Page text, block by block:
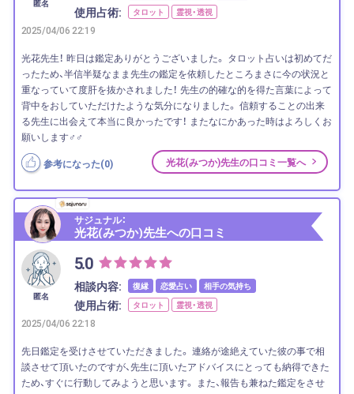
匿名
使用占術: タロット 霊視・透視
2025/04/06 22:19
光花先生！ 昨日は鑑定ありがとうございました。 タロット占いは初めてだ
ったため、半信半疑なまま先生の鑑定を依頼したところまさに今の状況と
重なっていて度肝を抜かされました！ 先生の的確な的を得た言葉によって
背中をおしていただけたような気分になりました。 信頼することの出来
る先生に出会えて本当に良かったです！ またなにかあった時はよろしくお
願いします‍♂️‍♂️
参考になった(0) 光花(みつか)先生の口コミ一覧へ
サジュナル：
光花(みつか)先生への口コミ
匿名
5.0
相談内容: 復縁 恋愛占い 相手の気持ち
使用占術: タロット 霊視・透視
2025/04/06 22:18
先日鑑定を受けさせていただきました。 連絡が途絶えていた彼の事で相
談させて頂いたのですが、先生に頂いたアドバイスにとっても納得できた
ため、すぐに行動してみようと思います。 また、報告も兼ねた鑑定をさせ